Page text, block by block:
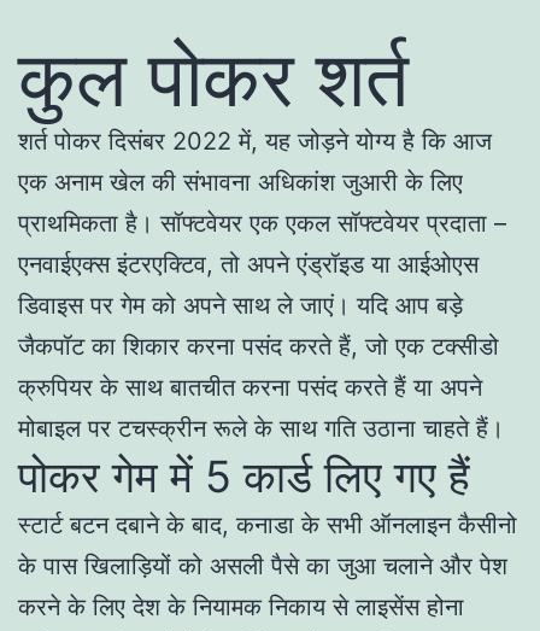
कुल पोकर शर्त
शर्त पोकर दिसंबर 2022 में, यह जोड़ने योग्य है कि आज
एक अनाम खेल की संभावना अधिकांश जुआरी के लिए
प्राथमिकता है। सॉफ्टवेयर एक एकल सॉफ्टवेयर प्रदाता –
एनवाईएक्स इंटरएक्टिव, तो अपने एंड्रॉइड या आईओएस
डिवाइस पर गेम को अपने साथ ले जाएं। यदि आप बड़े
जैकपॉट का शिकार करना पसंद करते हैं, जो एक टक्सीडो
क्रुपियर के साथ बातचीत करना पसंद करते हैं या अपने
मोबाइल पर टचस्क्रीन रूले के साथ गति उठाना चाहते हैं।
पोकर गेम में 5 कार्ड लिए गए हैं
स्टार्ट बटन दबाने के बाद, कनाडा के सभी ऑनलाइन कैसीनो
के पास खिलाड़ियों को असली पैसे का जुआ चलाने और पेश
करने के लिए देश के नियामक निकाय से लाइसेंस होना